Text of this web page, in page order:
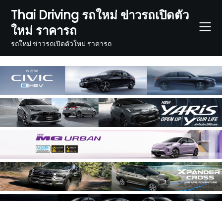
content
Thai Driving รถใหม่ ข่าวรถเปิดตัว
ใหม่ ราคารถ
รถใหม่ ข่าวรถเปิดตัวใหม่ ราคารถ